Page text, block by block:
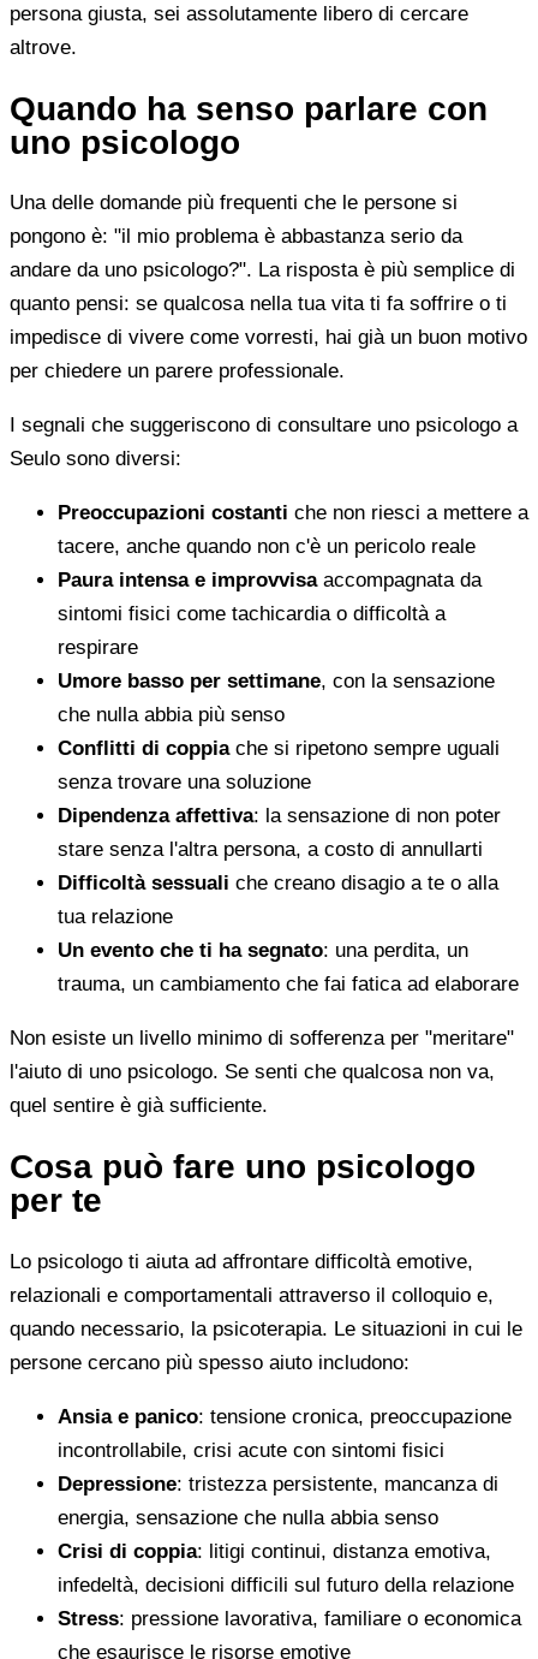
persona giusta, sei assolutamente libero di cercare
altrove.
Quando ha senso parlare con
uno psicologo
Una delle domande più frequenti che le persone si
pongono è: "il mio problema è abbastanza serio da
andare da uno psicologo?". La risposta è più semplice di
quanto pensi: se qualcosa nella tua vita ti fa soffrire o ti
impedisce di vivere come vorresti, hai già un buon motivo
per chiedere un parere professionale.
I segnali che suggeriscono di consultare uno psicologo a
Seulo sono diversi:
Preoccupazioni costanti che non riesci a mettere a
tacere, anche quando non c'è un pericolo reale
Paura intensa e improvvisaaccompagnata da
sintomi fisici come tachicardia o difficoltà a
respirare
Umore basso per settimane, con la sensazione
che nulla abbia più senso
Conflitti di coppiache si ripetono sempre uguali
senza trovare una soluzione
Dipendenza affettiva: la sensazione di non poter
stare senza l'altra persona, a costo di annullarti
Difficoltà sessuali che creano disagio a te o alla
tua relazione
Un evento che ti ha segnato: una perdita, un
trauma, un cambiamento che fai fatica ad elaborare
Non esiste un livello minimo di sofferenza per "meritare"
l'aiuto di uno psicologo. Se senti che qualcosa non va,
quel sentire è già sufficiente.
Cosa può fare uno psicologo
per te
Lo psicologo ti aiuta ad affrontare difficoltà emotive,
relazionali e comportamentali attraverso il colloquio e,
quando necessario, la psicoterapia. Le situazioni in cui le
persone cercano più spesso aiuto includono:
Ansia e panico: tensione cronica, preoccupazione
incontrollabile, crisi acute con sintomi fisici
Depressione: tristezza persistente, mancanza di
energia, sensazione che nulla abbia senso
Crisi di coppia: litigi continui, distanza emotiva,
infedeltà, decisioni difficili sul futuro della relazione
Stress: pressione lavorativa, familiare o economica
che esaurisce le risorse emotive